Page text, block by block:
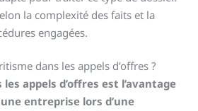
la complexité des faits et la
engagées.
dans les appels d’offres ?
appels d’offres est l’avantage
entreprise lors d’une